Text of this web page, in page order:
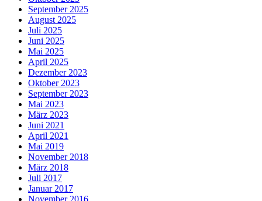
September 2025
August 2025
Juli 2025
Juni 2025
Mai 2025
April 2025
Dezember 2023
Oktober 2023
September 2023
Mai 2023
März 2023
Juni 2021
April 2021
Mai 2019
November 2018
März 2018
Juli 2017
Januar 2017
November 2016